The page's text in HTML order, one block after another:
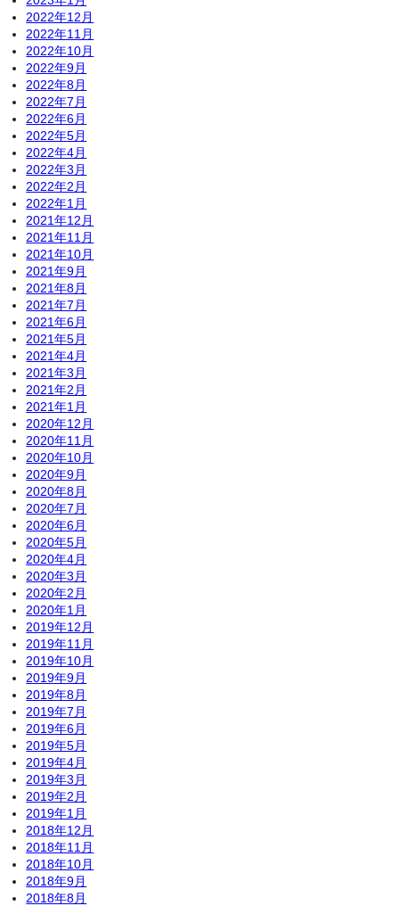
2022年12月
2022年11月
2022年10月
2022年9月
2022年8月
2022年7月
2022年6月
2022年5月
2022年4月
2022年3月
2022年2月
2022年1月
2021年12月
2021年11月
2021年10月
2021年9月
2021年8月
2021年7月
2021年6月
2021年5月
2021年4月
2021年3月
2021年2月
2021年1月
2020年12月
2020年11月
2020年10月
2020年9月
2020年8月
2020年7月
2020年6月
2020年5月
2020年4月
2020年3月
2020年2月
2020年1月
2019年12月
2019年11月
2019年10月
2019年9月
2019年8月
2019年7月
2019年6月
2019年5月
2019年4月
2019年3月
2019年2月
2019年1月
2018年12月
2018年11月
2018年10月
2018年9月
2018年8月